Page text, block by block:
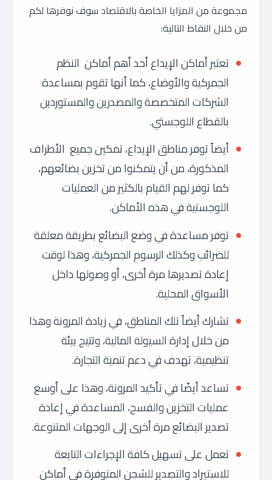
مجموعة من المزايا الخاصة بالاقتصاد سوف نوفرها لكم
من خلال النقاط التالية:
تعتبر أماكن الإيداع أحد أهم أماكن النظم
الجمركية والأوضاع، كما أنها تقوم بمساعدة
الشركات المتخصصة والمصدرين والمستوردين
بالقطاع اللوجستي.
أيضاً توفر مناطق الإيداع، تمكين جميع الأطراف
المذكورة، من أن يتمكنوا من تخزين بضائعهم،
كما توفر لهم القيام بالكثير من العمليات
اللوجستية في هذه الأماكن.
توفر مساعدة في وضع البضائع بطريقة معلقة
للضرائب وكذلك الرسوم الجمركية، وهذا لوقت
إعادة تصديرها مرة أخرى، أو وصولها داخل
الأسواق المحلية.
تشارك أيضاً تلك المناطق، في زيادة المرونة وهذا
من خلال إدارة السيولة المالية، وتتيح بيئة
تنظيمية، تهدف في دعم تنمية التجارة.
تساعد أيضًا في تأكيد المرونة، وهذا على أوسع
عمليات التخزين والفسح، المساعدة في إعادة
تصدير البضائع مرة أخرى إلى الوجهات المتنوعة.
تعمل على تسهيل كافة الإجراءات التابعة
للاستيراد والتصدير للشحن المتوفرة في أماكن